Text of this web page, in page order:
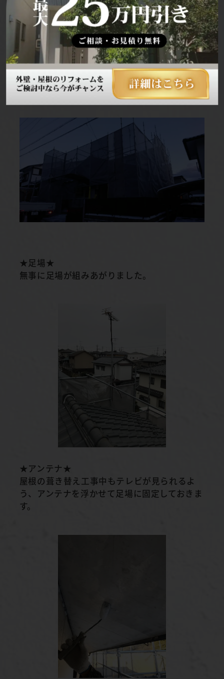
★足場★
工事がスタート！大雪の中での足場組立となり
ました。
安全に細心の注意を払って作業していきます！
★足場★
無事に足場が組みあがりました。
★アンテナ★
屋根の葺き替え工事中もテレビが見られるよ
う、アンテナを浮かせて足場に固定しておきま
す。